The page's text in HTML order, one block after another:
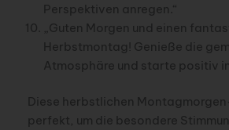
Perspektiven anregen.“
„Guten Morgen und einen
Herbstmontag! Genieße die
Atmosphäre und starte positiv
Diese herbstlichen
perfekt, um die besondere